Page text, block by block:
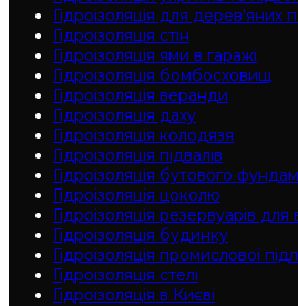
Гідроізоляція для дерев'яних
Гідроізоляція стін
Гідроізоляція ями в гаражі
Гідроізоляція бомбосховищ
Гідроізоляція веранди
Гідроізоляція даху
Гідроізоляція колодязя
Гідроізоляція підвалів
Гідроізоляція бутового
Гідроізоляція цоколю
Гідроізоляція резервуарів для
Гідроізоляція будинку
Гідроізоляція промислової
Гідроізоляція cтелі
Гідроізоляція в Києві